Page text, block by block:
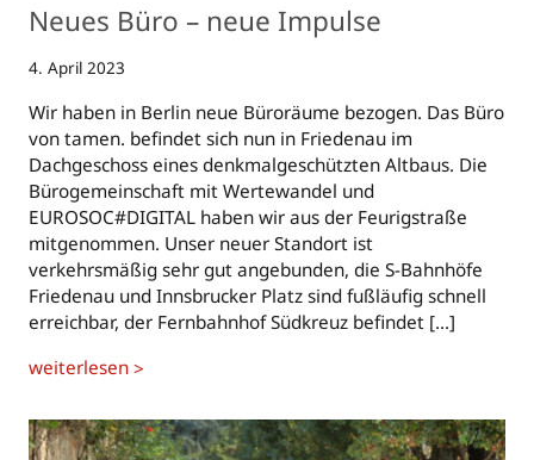
Neues Büro – neue Impulse
4. April 2023
Wir haben in Berlin neue Büroräume bezogen. Das Büro
von tamen. befindet sich nun in Friedenau im
Dachgeschoss eines denkmalgeschützten Altbaus. Die
Bürogemeinschaft mit Wertewandel und
EUROSOC#DIGITAL haben wir aus der Feurigstraße
mitgenommen. Unser neuer Standort ist
verkehrsmäßig sehr gut angebunden, die S-Bahnhöfe
Friedenau und Innsbrucker Platz sind fußläufig schnell
erreichbar, der Fernbahnhof Südkreuz befindet […]
weiterlesen >